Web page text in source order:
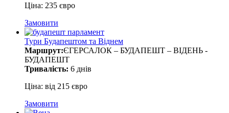
Ціна: 235 євро
Замовити
Тури Будапештом та Віднем
Маршрут:ЄГЕРСАЛОК – БУДАПЕШТ – ВІДЕНЬ -
БУДАПЕШТ
Тривалість: 6 днів
Ціна: від 215 євро
Замовити